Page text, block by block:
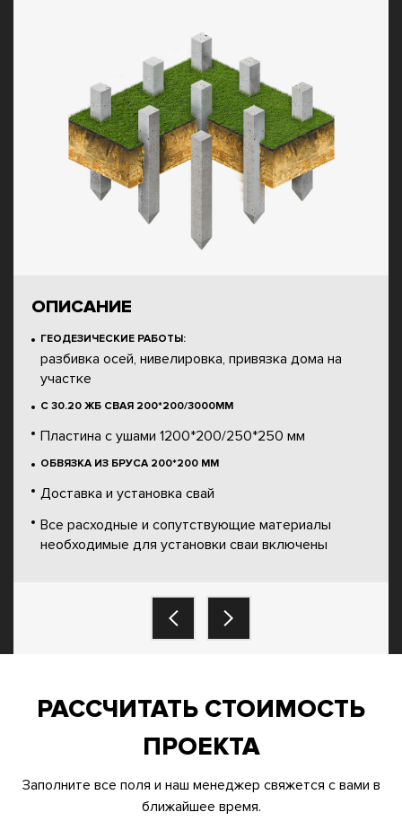
ОПИСАНИЕ
ГЕОДЕЗИЧЕСКИЕ РАБОТЫ:
разбивка осей, нивелировка, привязка дома на
участке
С 30.20 ЖБ СВАЯ 200*200/3000ММ
Пластина с ушами 1200*200/250*250 мм
ОБВЯЗКА ИЗ БРУСА 200*200 ММ
Доставка и установка свай
Все расходные и сопутствующие материалы
необходимые для установки сваи включены
РАССЧИТАТЬ СТОИМОСТЬ
ПРОЕКТА
Заполните все поля и наш менеджер свяжется с вами в
ближайшее время.